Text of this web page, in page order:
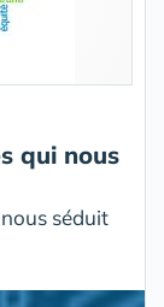
qui nous
séduit